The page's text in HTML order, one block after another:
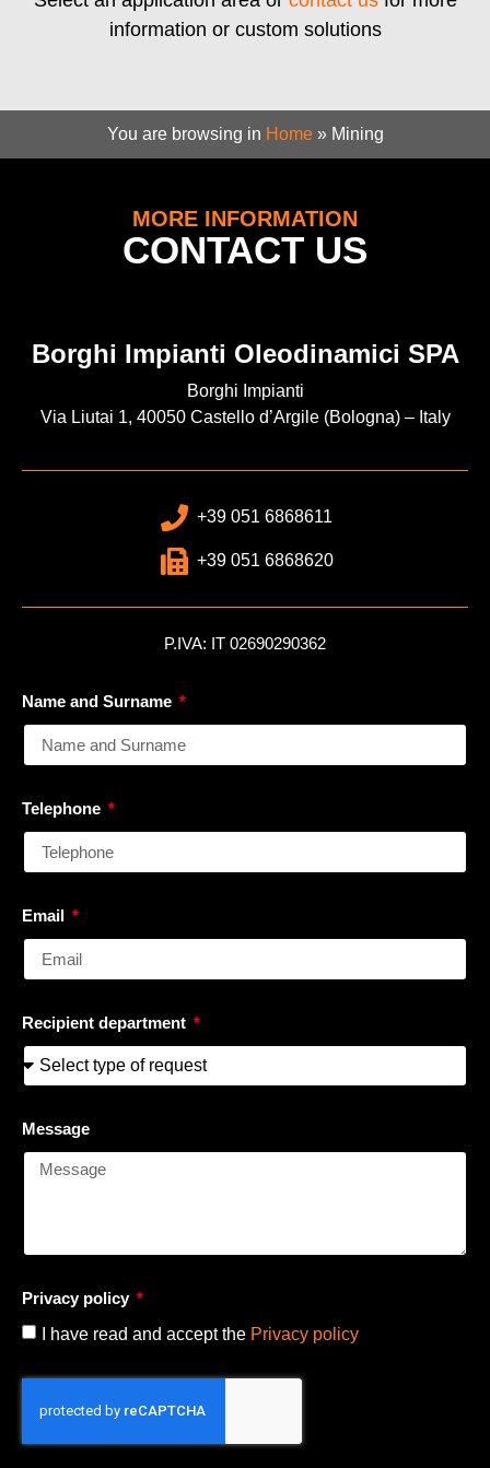
information or custom solutions
You are browsing in Home» Mining
MORE INFORMATION
CONTACT US
Borghi Impianti Oleodinamici SPA
Borghi Impianti
Via Liutai 1, 40050 Castello d’Argile (Bologna) – Italy
+39 051 6868611
+39 051 6868620
P.IVA: IT 02690290362
Name and Surname
Telephone
Email
Recipient department
Message
Privacy policy
I have read and accept the Privacy policy